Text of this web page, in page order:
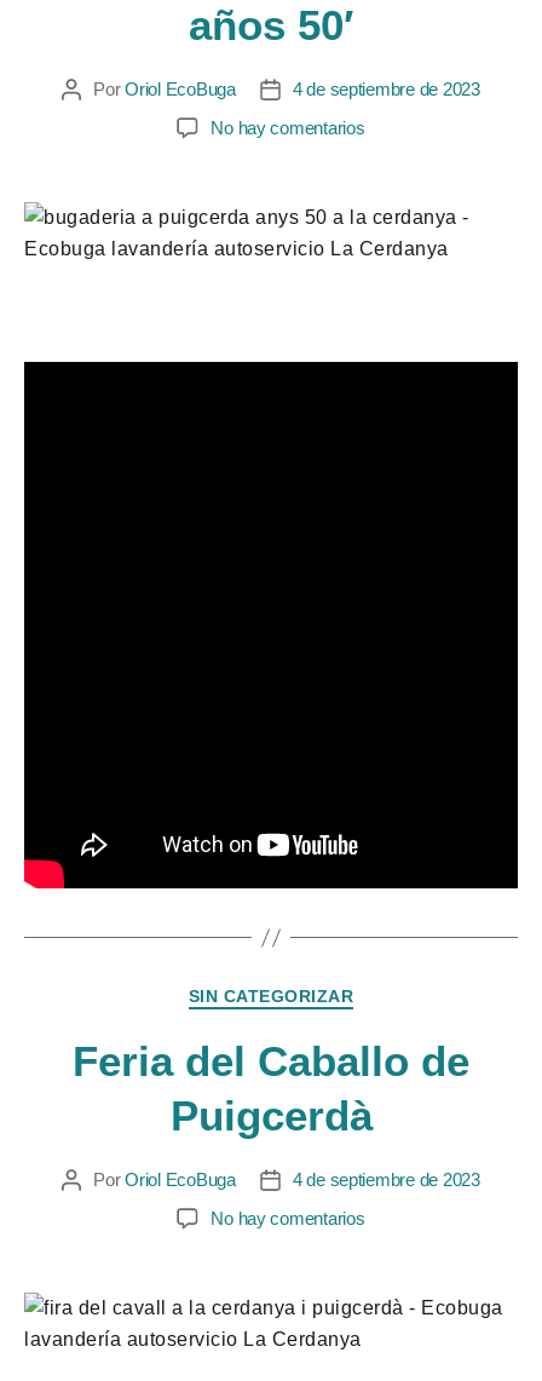
años 50′
PorOriol EcoBuga
4 de septiembre de 2023
No hay comentarios
SIN CATEGORIZAR
Feria del Caballo de
Puigcerdà
PorOriol EcoBuga
4 de septiembre de 2023
No hay comentarios